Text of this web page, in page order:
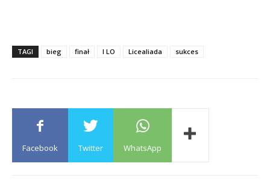
TAGI bieg finał I LO Licealiada sukces
Facebook Twitter WhatsApp